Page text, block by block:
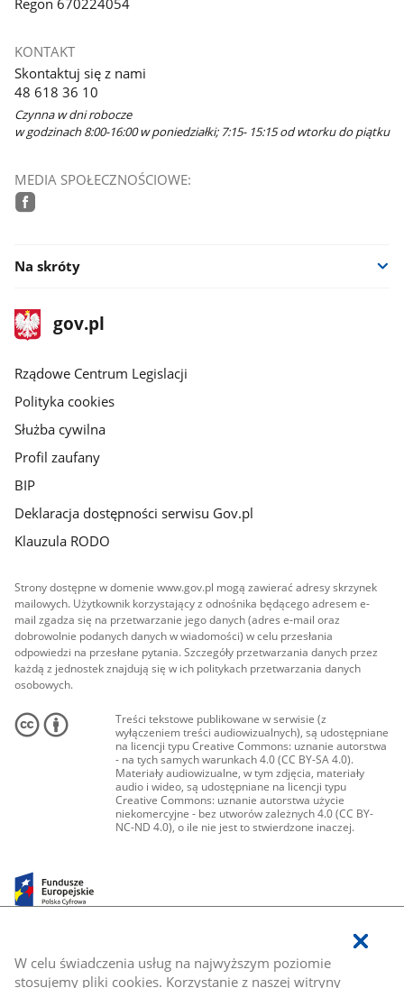
W celu świadczenia usług na najwyższym poziomie
stosujemy pliki cookies. Korzystanie z naszej witryny
KONTAKT
Skontaktuj się z nami
48 618 36 10
Czynna w dni robocze
w godzinach 8:00-16:00 w poniedziałki; 7:15- 15:15 od wtorku do piątku
MEDIA SPOŁECZNOŚCIOWE:
Na skróty
stopka
gov.plStrona
gov.pl
Rządowe Centrum Legislacji
Polityka cookies
Służba cywilna
Profil zaufany
BIP
Deklaracja dostępności serwisu Gov.pl
Klauzula RODO
Strony dostępne w domenie www.gov.pl mogą zawierać adresy skrzynek
mailowych. Użytkownik korzystający z odnośnika będącego adresem e-
mail zgadza się na przetwarzanie jego danych (adres e-mail oraz
dobrowolnie podanych danych w wiadomości) w celu przesłania
odpowiedzi na przesłane pytania. Szczegóły przetwarzania danych przez
każdą z jednostek znajdują się w ich politykach przetwarzania danych
osobowych.
Treści tekstowe publikowane w serwisie (z
wyłączeniem treści audiowizualnych), są udostępniane
na licencji typu Creative Commons: uznanie autorstwa
- na tych samych warunkach 4.0 (CC BY-SA 4.0).
Materiały audiowizualne, w tym zdjęcia, materiały
audio i wideo, są udostępniane na licencji typu
Creative Commons: uznanie autorstwa użycie
niekomercyjne - bez utworów zależnych 4.0 (CC BY-
NC-ND 4.0), o ile nie jest to stwierdzone inaczej.